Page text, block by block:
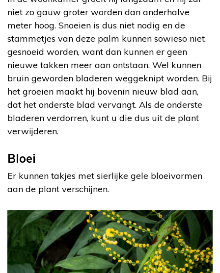
niet zo gauw groter worden dan anderhalve
meter hoog. Snoeien is dus niet nodig en de
stammetjes van deze palm kunnen sowieso niet
gesnoeid worden, want dan kunnen er geen
nieuwe takken meer aan ontstaan. Wel kunnen
bruin geworden bladeren weggeknipt worden. Bij
het groeien maakt hij bovenin nieuw blad aan,
dat het onderste blad vervangt. Als de onderste
bladeren verdorren, kunt u die dus uit de plant
verwijderen.
Bloei
Er kunnen takjes met sierlijke gele bloeivormen
aan de plant verschijnen.